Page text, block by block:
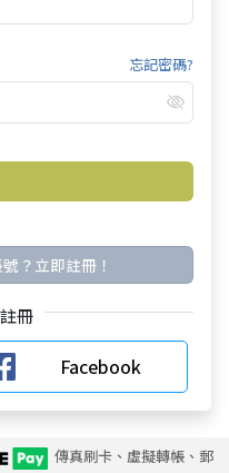
忘記密碼?
？立即註冊！
冊
Facebook
傳真刷卡、虛擬轉帳、郵